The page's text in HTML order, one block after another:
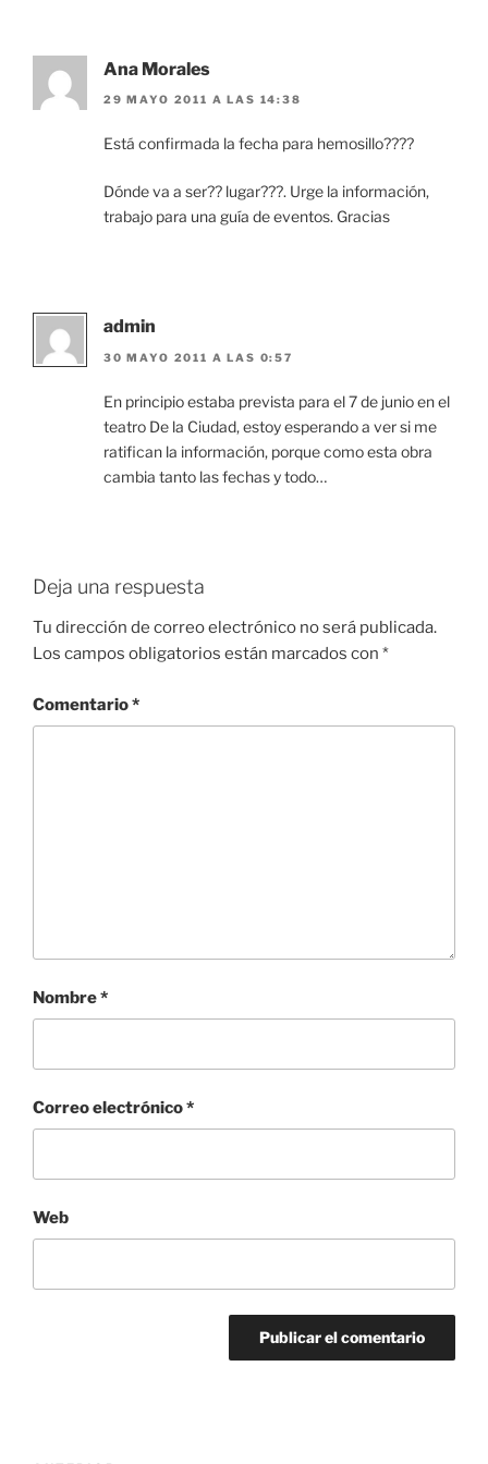
Ana Morales
29 MAYO 2011 A LAS 14:38
Está confirmada la fecha para hemosillo????
Dónde va a ser?? lugar???. Urge la información,
trabajo para una guía de eventos. Gracias
admin
30 MAYO 2011 A LAS 0:57
En principio estaba prevista para el 7 de junio en el
teatro De la Ciudad, estoy esperando a ver si me
ratifican la información, porque como esta obra
cambia tanto las fechas y todo…
Deja una respuesta
Tu dirección de correo electrónico no será publicada.
Los campos obligatorios están marcados con *
Comentario*
Nombre*
Correo electrónico*
Web
Navegación